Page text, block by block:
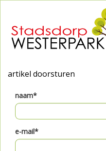
artikel doorsturen
naam*
e-mail*